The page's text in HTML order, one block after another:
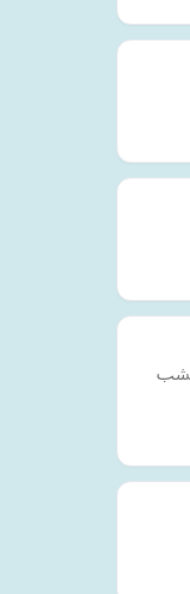
خشب